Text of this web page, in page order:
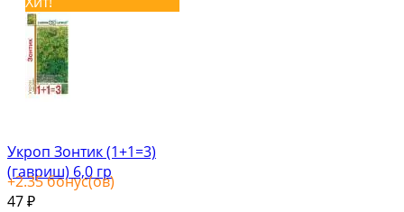
Укроп Зонтик (1+1=3)
(гавриш) 6,0 гр
+2.35бонус(ов)
47 ₽